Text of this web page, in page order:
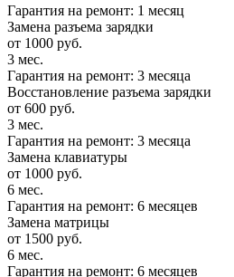
Гарантия на ремонт: 1 месяц
Замена разъема зарядки
от 1000 руб.
3 мес.
Гарантия на ремонт: 3 месяца
Восстановление разъема зарядки
от 600 руб.
3 мес.
Гарантия на ремонт: 3 месяца
Замена клавиатуры
от 1000 руб.
6 мес.
Гарантия на ремонт: 6 месяцев
Замена матрицы
от 1500 руб.
6 мес.
Гарантия на ремонт: 6 месяцев